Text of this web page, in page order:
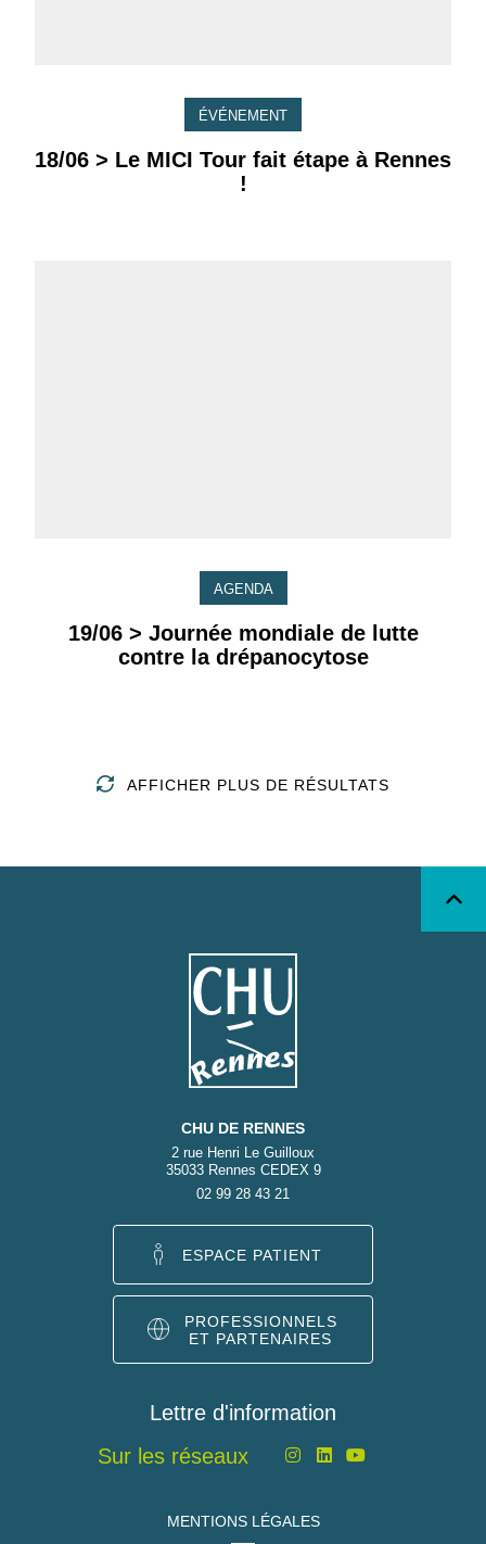
ÉVÉNEMENT
18/06 > Le MICI Tour fait étape à Rennes
!
AGENDA
19/06 > Journée mondiale de lutte
contre la drépanocytose
AFFICHER PLUS DE RÉSULTATS
CHU DE RENNES
2 rue Henri Le Guilloux
35033 Rennes CEDEX 9
02 99 28 43 21
ESPACE PATIENT
PROFESSIONNELS
ET PARTENAIRES
Lettre d'information
Sur les réseaux
MENTIONS LÉGALES